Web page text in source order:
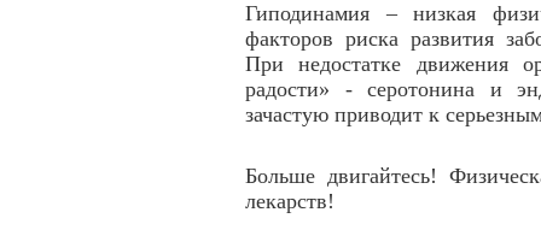
Гиподинамия – низкая
факторов риска развития
При недостатке движения
радости» - серотонина и
зачастую приводит к
Больше двигайтесь!
лекарств!